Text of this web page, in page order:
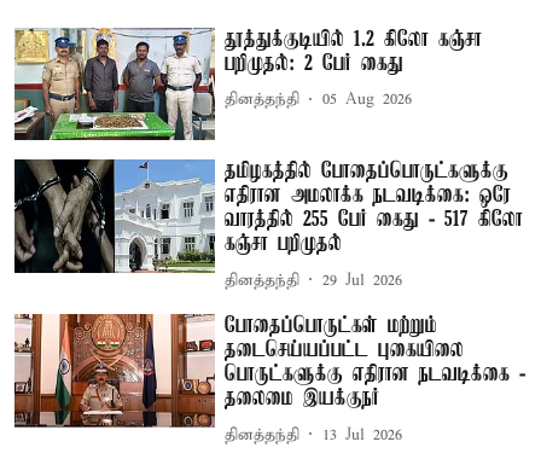
தூத்துக்குடியில் 1.2 கிலோ கஞ்சா
பறிமுதல்: 2 பேர் கைது
தினத்தந்தி 05 Aug 2026
தமிழகத்தில் போதைப்பொருட்களுக்கு
எதிரான அமலாக்க நடவடிக்கை: ஒரே
வாரத்தில் 255 பேர் கைது - 517 கிலோ
கஞ்சா பறிமுதல்
தினத்தந்தி 29 Jul 2026
போதைப்பொருட்கள் மற்றும்
தடைசெய்யப்பட்ட புகையிலை
பொருட்களுக்கு எதிரான நடவடிக்கை -
தலைமை இயக்குநர்
தினத்தந்தி 13 Jul 2026